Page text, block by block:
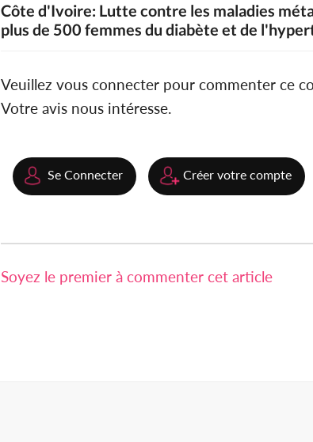
Côte d'Ivoire: Lutte contre les maladies
plus de 500 femmes du diabète et de
Veuillez vous connecter pour commenter ce
Votre avis nous intéresse.
Se Connecter Créer votre compte
Soyez le premier à commenter cet article